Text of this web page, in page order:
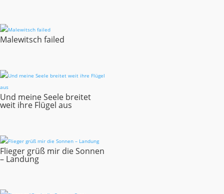
Malewitsch failed
Und meine Seele breitet
weit ihre Flügel aus
Flieger grüß mir die Sonnen
– Landung